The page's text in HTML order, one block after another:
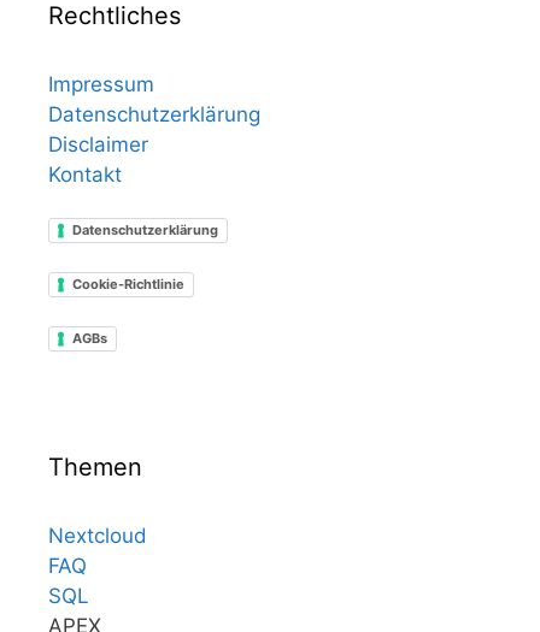
Rechtliches
Impressum
Datenschutzerklärung
Disclaimer
Kontakt
Datenschutzerklärung
Cookie-Richtlinie
AGBs
Themen
Nextcloud
FAQ
SQL
APEX